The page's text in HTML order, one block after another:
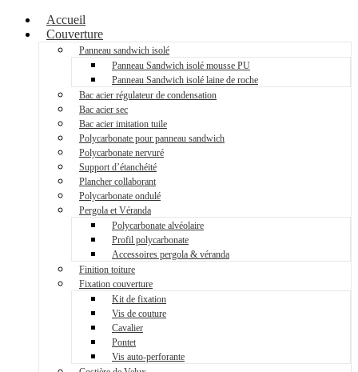
Accueil
Couverture
Panneau sandwich isolé
Panneau Sandwich isolé mousse PU
Panneau Sandwich isolé laine de roche
Bac acier régulateur de condensation
Bac acier sec
Bac acier imitation tuile
Polycarbonate pour panneau sandwich
Polycarbonate nervuré
Support d’étanchéité
Plancher collaborant
Polycarbonate ondulé
Pergola et Véranda
Polycarbonate alvéolaire
Profil polycarbonate
Accessoires pergola & véranda
Finition toiture
Fixation couverture
Kit de fixation
Vis de couture
Cavalier
Pontet
Vis auto-perforante